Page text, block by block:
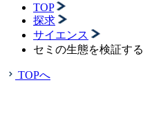
TOP
探求
サイエンス
セミの生態を検証する
TOPへ